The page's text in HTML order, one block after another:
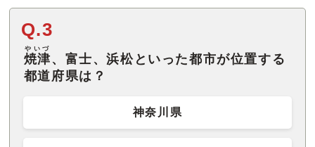
Q.3
焼津
やいづ
、富士、浜松といった都市が位置する
都道府県は？
神奈川県